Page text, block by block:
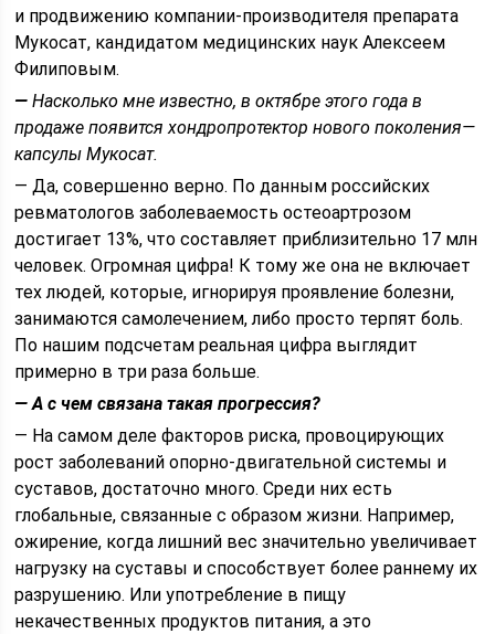
и продвижению компании-производителя препарата
Мукосат, кандидатом медицинских наук Алексеем
Филиповым.
— Насколько мне известно, в октябре этого года в
продаже появится хондропротектор нового поколения—
капсулы Мукосат.
— Да, совершенно верно. По данным российских
ревматологов заболеваемость остеоартрозом
достигает 13%, что составляет приблизительно 17 млн
человек. Огромная цифра! К тому же она не включает
тех людей, которые, игнорируя проявление болезни,
занимаются самолечением, либо просто терпят боль.
По нашим подсчетам реальная цифра выглядит
примерно в три раза больше.
— А с чем связана такая прогрессия?
— На самом деле факторов риска, провоцирующих
рост заболеваний опорно-двигательной системы и
суставов, достаточно много. Среди них есть
глобальные, связанные с образом жизни. Например,
ожирение, когда лишний вес значительно увеличивает
нагрузку на суставы и способствует более раннему их
разрушению. Или употребление в пищу
некачественных продуктов питания, а это